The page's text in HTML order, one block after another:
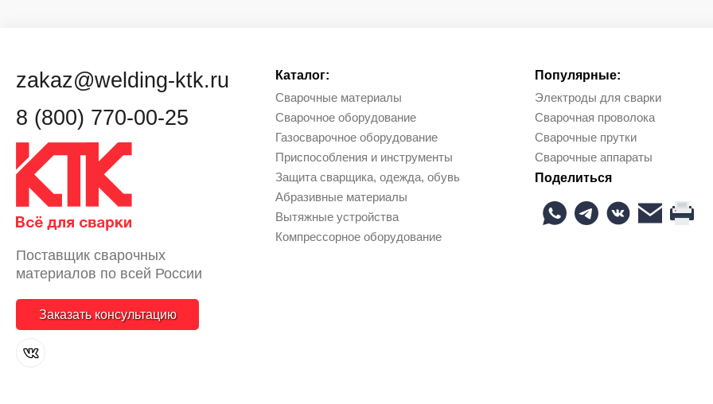
zakaz@welding-ktk.ru
8 (800) 770-00-25
Поставщик сварочных
материалов по всей России
Заказать консультацию
Каталог:
Сварочные материалы
Сварочное оборудование
Газосварочное оборудование
Приcпособления и инструменты
Защита сварщика, одежда, обувь
Абразивные материалы
Вытяжные устройства
Компрессорное оборудование
Популярные:
Электроды для сварки
Сварочная проволока
Сварочные прутки
Сварочные аппараты
Поделиться